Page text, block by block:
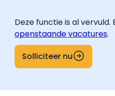
Deze functie is al vervuld.
openstaande vacatures.
Solliciteer nu